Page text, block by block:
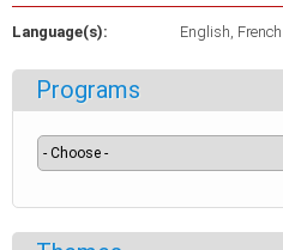
Language(s): English French
Programs